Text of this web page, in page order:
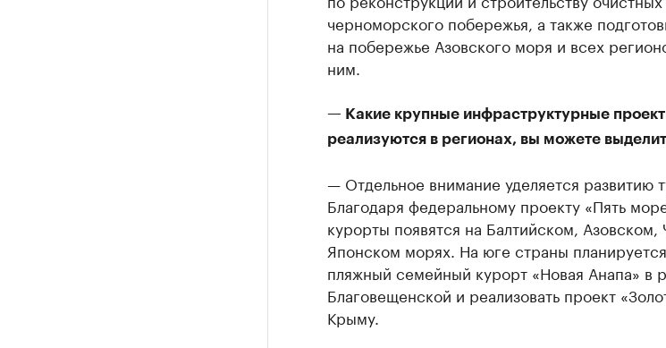
черноморского побережья, а также
на побережье Азовского моря и всех
ним.
— Какие крупные инфраструктурные
реализуются в регионах, вы можете
— Отдельное внимание уделяется развитию
Благодаря федеральному проекту «Пять
курорты появятся на Балтийском,
Японском морях. На юге страны
пляжный семейный курорт «Новая Анапа» в
Благовещенской и реализовать проект
Крыму.